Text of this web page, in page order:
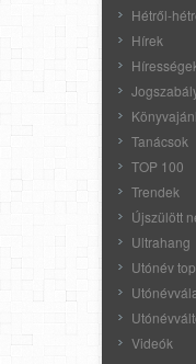
Hétről-
Hírek
Tanácsok
TOP 100
Trendek
Újszülött
Ultrahang
Utónév
Videók